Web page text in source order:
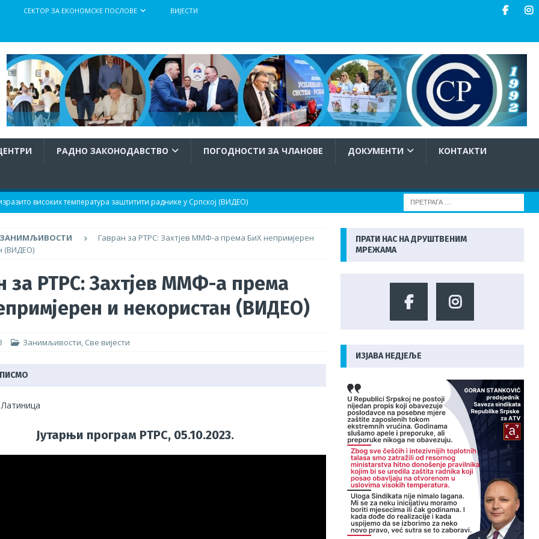
СЕКТОР ЗА ЕКОНОМСКЕ ПОСЛОВЕ ВИЈЕСТИ
РАДНО ЗАКОНОДАВСТВО ПОГОДНОСТИ ЗА ЧЛАНОВЕ ДОКУМЕНТИ КОНТАКТИ
високих температура заштитити раднике у Српској (ВИДЕО)
израде и доношења Правилника о заштити радника при раду
немилосрдне, грађевинци незаштићени, ПОГИБИЈА
њихове породице!
Синдиката радника унутрашњих послова
ЗАНИМЉИВОСТИ
Гавран за РТРС: Захтјев ММФ-а према БиХ непримјерен
(ВИДЕО)
за РТРС: Захтјев ММФ-а према
и некористан (ВИДЕО)
Занимљивости, Све вијести
Латиница
Јутарњи програм РТРС, 05.10.2023.
ПРАТИ НАС НА ДРУШТВЕНИМ
МРЕЖАМА
ИЗЈАВА НЕДЈЕЉЕ